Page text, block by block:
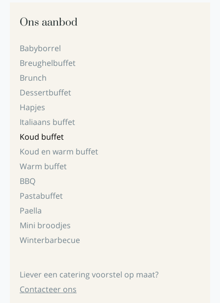
Ons aanbod
Babyborrel
Breughelbuffet
Brunch
Dessertbuffet
Hapjes
Italiaans buffet
Koud buffet
Koud en warm buffet
Warm buffet
BBQ
Pastabuffet
Paella
Mini broodjes
Winterbarbecue
Liever een catering voorstel op maat?
Contacteer ons